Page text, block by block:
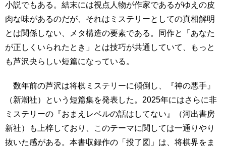
小説でもある。結末には視点人物が作家であるがゆえの皮
肉な味があるのだが、それはミステリーとしての真相解明
とは関係しない、メタ構造の要素である。同作と「あなた
が正しくいられたとき」とは技巧が共通していて、もっと
も芦沢央らしい短篇になっている。
数年前の芦沢は将棋ミステリーに傾倒し、『神の悪手』
（新潮社）という短篇集を発表した。2025年にはさらに非
ミステリーの『おまえレベルの話はしてない』（河出書房
新社）も上梓しており、このテーマに関しては一通りやり
抜いた感がある。本書収録作の「投了図」は、将棋界をま